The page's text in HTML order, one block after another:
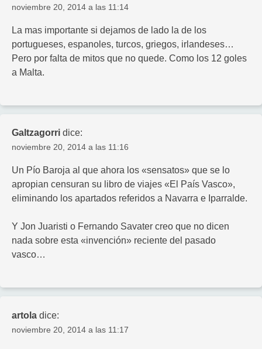
noviembre 20, 2014 a las 11:14
La mas importante si dejamos de lado la de los
portugueses, espanoles, turcos, griegos, irlandeses…
Pero por falta de mitos que no quede. Como los 12 goles
a Malta.
Galtzagorri dice:
noviembre 20, 2014 a las 11:16
Un Pío Baroja al que ahora los «sensatos» que se lo
apropian censuran su libro de viajes «El País Vasco»,
eliminando los apartados referidos a Navarra e Iparralde.
Y Jon Juaristi o Fernando Savater creo que no dicen
nada sobre esta «invención» reciente del pasado
vasco…
artola dice:
noviembre 20, 2014 a las 11:17